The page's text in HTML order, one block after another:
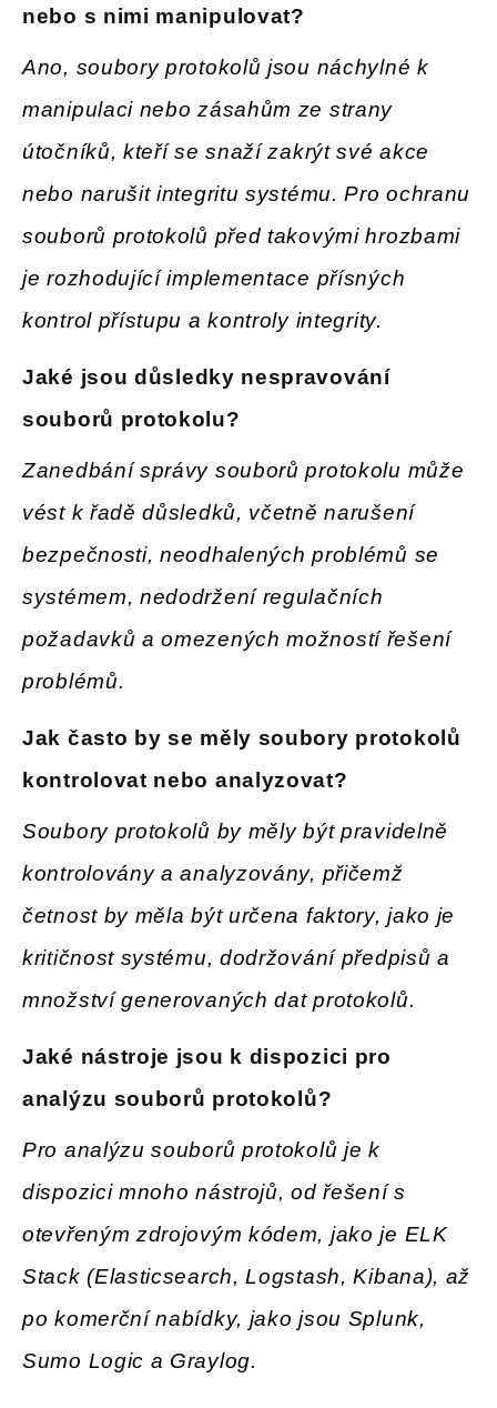
nebo s nimi manipulovat?
Ano, soubory protokolů jsou náchylné k
manipulaci nebo zásahům ze strany
útočníků, kteří se snaží zakrýt své akce
nebo narušit integritu systému. Pro ochranu
souborů protokolů před takovými hrozbami
je rozhodující implementace přísných
kontrol přístupu a kontroly integrity.
Jaké jsou důsledky nespravování
souborů protokolu?
Zanedbání správy souborů protokolu může
vést k řadě důsledků, včetně narušení
bezpečnosti, neodhalených problémů se
systémem, nedodržení regulačních
požadavků a omezených možností řešení
problémů.
Jak často by se měly soubory protokolů
kontrolovat nebo analyzovat?
Soubory protokolů by měly být pravidelně
kontrolovány a analyzovány, přičemž
četnost by měla být určena faktory, jako je
kritičnost systému, dodržování předpisů a
množství generovaných dat protokolů.
Jaké nástroje jsou k dispozici pro
analýzu souborů protokolů?
Pro analýzu souborů protokolů je k
dispozici mnoho nástrojů, od řešení s
otevřeným zdrojovým kódem, jako je ELK
Stack (Elasticsearch, Logstash, Kibana), až
po komerční nabídky, jako jsou Splunk,
Sumo Logic a Graylog.